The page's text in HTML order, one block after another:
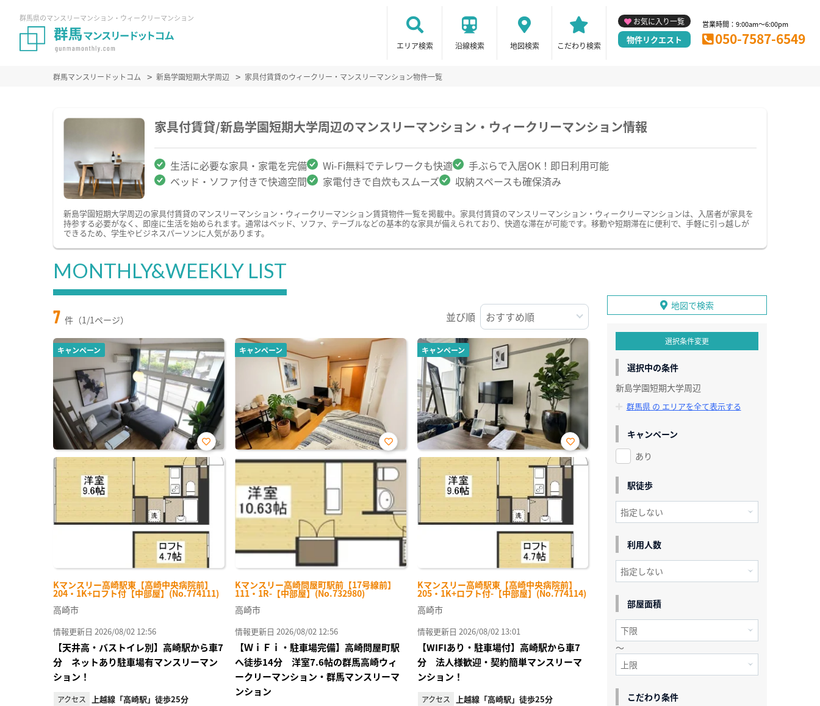
群馬県のマンスリーマンション・ウィークリーマンション
エリア検索 沿線検索 地図検索 こだわり検索
お気に入り一覧
物件リクエスト
営業時間：9:00am～6:00pm
050-7587-6549
群馬マンスリードットコム 新島学園短期大学周辺 家具付賃貸のウィークリー・マンスリーマンション物件一覧
家具付賃貸/新島学園短期大学周辺のマンスリーマンション・ウィークリーマンション情報
生活に必要な家具・家電を完備 Wi-Fi無料でテレワークも快適
手ぶらで入居OK！即日利用可能
ベッド・ソファ付きで快適空間
家電付きで自炊もスムーズ 収納スペースも確保済み
新島学園短期大学周辺の家具付賃貸のマンスリーマンション・ウィークリーマンション賃貸物件一覧を掲載中。家具付賃貸のマンスリーマンション・ウィークリーマンションは、入居者が家具を
持参する必要がなく、即座に生活を始められます。通常はベッド、ソファ、テーブルなどの基本的な家具が備えられており、快適な滞在が可能です。移動や短期滞在に便利で、手軽に引っ越しが
できるため、学生やビジネスパーソンに人気があります。
MONTHLY&WEEKLY LIST
7 件（1/1ページ） 並び順
キャンペーン
Kマンスリー高崎駅東【高崎中央病院前】
204・1K+ロフト付【中部屋】(No.774111)
お気
に入
録
高崎市
情報更新日 2026/08/02 12:56
【天井高・バストイレ別】高崎駅から車7
分 ネットあり駐車場有マンスリーマン
ション！
アクセス 上越線「高崎駅」徒歩25分
キャンペーン
Kマンスリー高崎問屋町駅前【17号線前】
111・1R-【中部屋】(No.732980)
お気
に入
り登
録
高崎市
情報更新日 2026/08/02 12:56
【ＷｉＦｉ・駐車場完備】高崎問屋町駅
へ徒歩14分 洋室7.6帖の群馬高崎ウィ
ークリーマンション・群馬マンスリーマ
ンション
キャンペーン
Kマンスリー高崎駅東【高崎中央病院前】
205・1K+ロフト付-【中部屋】(No.774114)
お気
に入
録
高崎市
情報更新日 2026/08/02 13:01
【WIFIあり・駐車場付】高崎駅から車7
分 法人様歓迎・契約簡単マンスリーマ
ンション！
アクセス 上越線「高崎駅」徒歩25分
地図で検索
選択条件変更
選択中の条件
新島学園短期大学周辺
群馬県 の エリアを全て表示する
キャンペーン
あり
駅徒歩
利用人数
部屋面積
～
こだわり条件